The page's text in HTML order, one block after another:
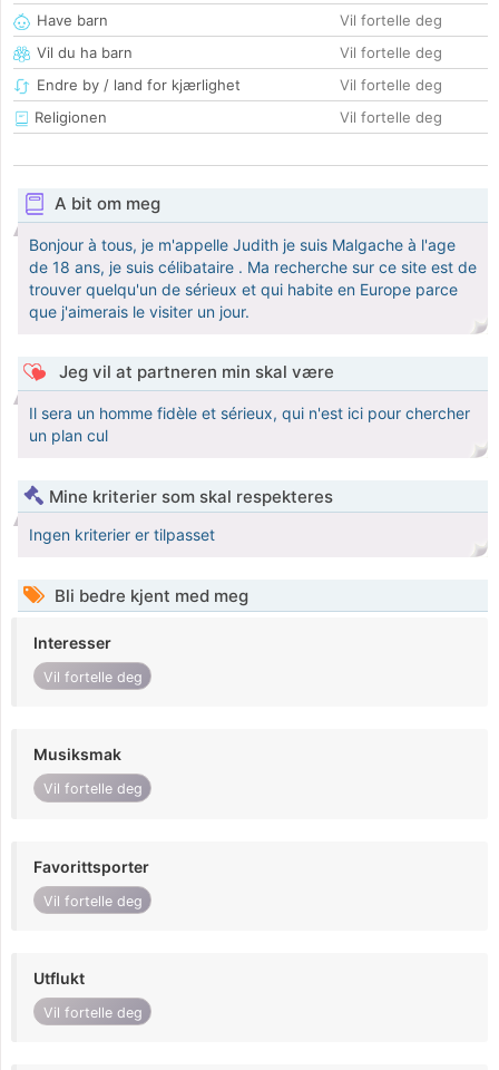
Have barn
Vil fortelle deg
Vil du ha barn
Vil fortelle deg
Endre by / land for kjærlighet
Vil fortelle deg
Religionen
Vil fortelle deg
A bit om meg
Bonjour à tous, je m'appelle Judith je suis Malgache à l'age
de 18 ans, je suis célibataire . Ma recherche sur ce site est de
trouver quelqu'un de sérieux et qui habite en Europe parce
que j'aimerais le visiter un jour.
Jeg vil at partneren min skal være
Il sera un homme fidèle et sérieux, qui n'est ici pour chercher
un plan cul
Mine kriterier som skal respekteres
Ingen kriterier er tilpasset
Bli bedre kjent med meg
Interesser
Vil fortelle deg
Musiksmak
Vil fortelle deg
Favorittsporter
Vil fortelle deg
Utflukt
Vil fortelle deg